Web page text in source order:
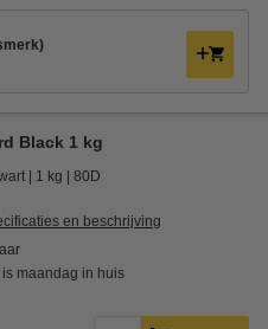
Black 1 kg
1 kg 80D
en beschrijving
maandag in huis